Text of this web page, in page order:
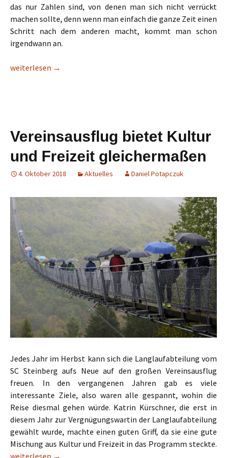
das nur Zahlen sind, von denen man sich nicht verrückt
machen sollte, denn wenn man einfach die ganze Zeit einen
Schritt nach dem anderen macht, kommt man schon
irgendwann an.
Frankfurt Marathon ist Vereinstradition
weiterlesen →
Vereinsausflug bietet Kultur
und Freizeit gleichermaßen
4. Oktober 2018 Aktuelles Daniel Potapczuk
Jedes Jahr im Herbst kann sich die Langlaufabteilung vom
SC Steinberg aufs Neue auf den großen Vereinsausflug
freuen. In den vergangenen Jahren gab es viele
interessante Ziele, also waren alle gespannt, wohin die
Reise diesmal gehen würde. Katrin Kürschner, die erst in
diesem Jahr zur Vergnügungswartin der Langlaufabteilung
gewählt wurde, machte einen guten Griff, da sie eine gute
Mischung aus Kultur und Freizeit in das Programm steckte.
Vereinsausflug bietet Kultur und Freizeit gleichermaßen
weiterlesen →